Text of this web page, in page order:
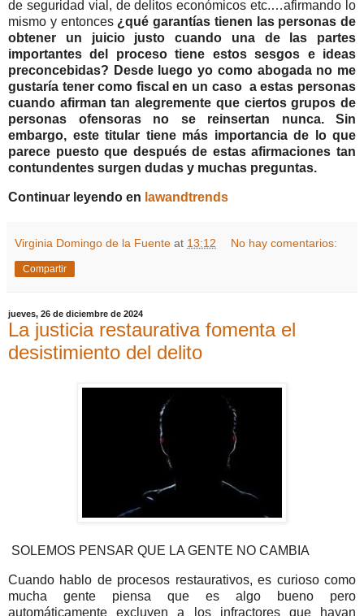
de seguridad vial, de delitos económicos etc.…afirmando lo
mismo y entonces ¿qué garantías tienen las personas de
obtener un juicio justo cuando una de las partes
importantes del proceso tiene estos sesgos e ideas
preconcebidas? Desde luego yo como abogada no me
gustaría tener como fiscal en un caso a estas personas
cuando afirman tan alegremente que ciertos grupos de
personas ofensoras no se reinsertan nunca. Sin
embargo, este titular tiene más importancia de lo que
parece puesto que después de estas afirmaciones tan
contundentes surgen dudas y muchas preguntas.
Continuar leyendo en lawandtrends
Virginia Domingo de la Fuente at 13:12 No hay comentarios:
Compartir
jueves, 26 de diciembre de 2024
La justicia restaurativa fomenta el
desistimiento del delito
SOLEMOS PENSAR QUE LA GENTE NO CAMBIA
Cuando hablo de procesos restaurativos, es curioso como
mucha gente piensa que es algo bueno pero
automáticamente excluyen a los infractores que hayan